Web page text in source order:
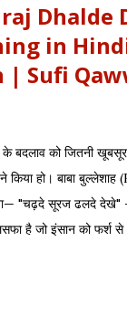
Dhalde
in
| Sufi
बदलाव को जितनी
किया हो। बाबा
"चढ़दे सूरज ढलदे देखे"
है जो इंसान को फर्श